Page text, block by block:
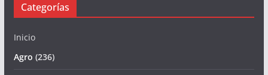
Categorías
Inicio
Agro (236)